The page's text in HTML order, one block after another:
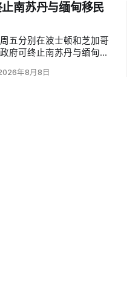
南苏丹与缅甸移民
五分别在波士顿和芝加哥
府可终止南苏丹与缅甸公
名缅甸人失去免遭遣返
年8月8日